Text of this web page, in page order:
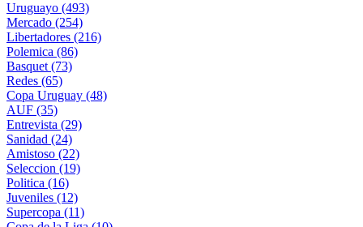
Uruguayo (493)
Mercado (254)
Libertadores (216)
Polemica (86)
Basquet (73)
Redes (65)
Copa Uruguay (48)
AUF (35)
Entrevista (29)
Sanidad (24)
Amistoso (22)
Seleccion (19)
Politica (16)
Juveniles (12)
Supercopa (11)